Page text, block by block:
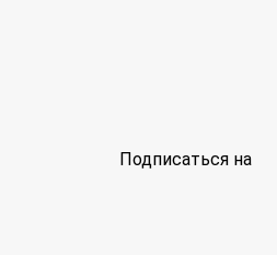
Подписаться на